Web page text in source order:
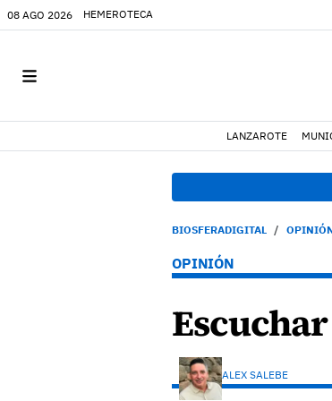
08 AGO 2026 HEMEROTECA
LANZAROTE
BIOSFERADIGITAL
OPINIÓN
ALEX SALEBE